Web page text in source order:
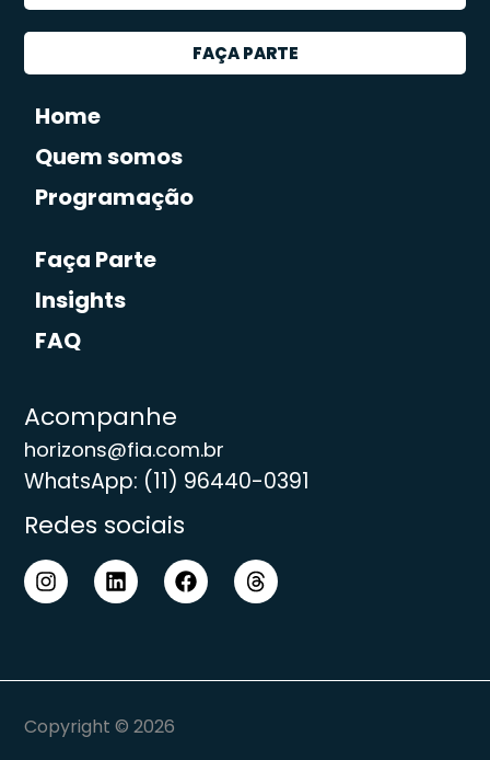
FAÇA PARTE
Home
Quem somos
Programação
Faça Parte
Insights
FAQ
Acompanhe
horizons@fia.com.br
WhatsApp: (11) 96440-0391
Redes sociais
Copyright © 2026